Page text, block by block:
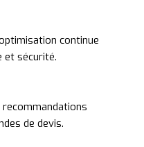
continue
et sécurité.
de devis.